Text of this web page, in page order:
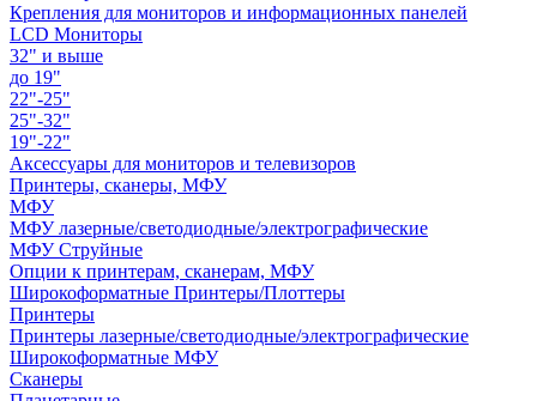
Крепления для мониторов и информационных панелей
LCD Мониторы
32" и выше
до 19"
22"-25"
25"-32"
19"-22"
Аксессуары для мониторов и телевизоров
Принтеры, сканеры, МФУ
МФУ
МФУ лазерные/светодиодные/электрографические
МФУ Струйные
Опции к принтерам, сканерам, МФУ
Широкоформатные Принтеры/Плоттеры
Принтеры
Принтеры лазерные/светодиодные/электрографические
Широкоформатные МФУ
Сканеры